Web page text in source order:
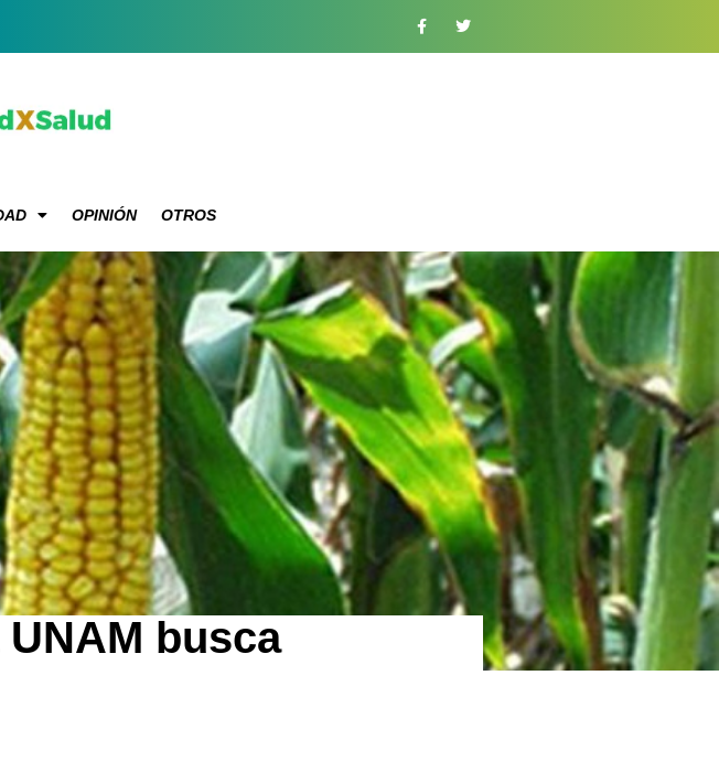
OPINIÓN OTROS
busca